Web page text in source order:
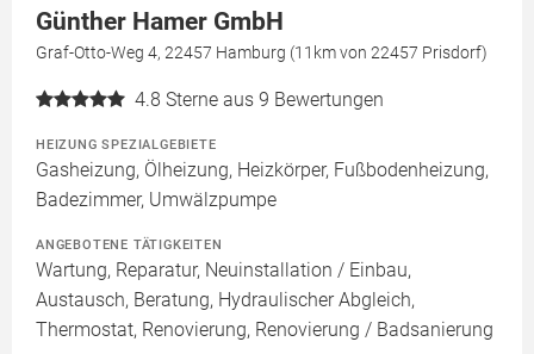
Günther Hamer GmbH
Graf-Otto-Weg 4, 22457 Hamburg (11km von 22457 Prisdorf)
4.8 Sterne aus 9 Bewertungen
HEIZUNG SPEZIALGEBIETE
Gasheizung, Ölheizung, Heizkörper, Fußbodenheizung,
Badezimmer, Umwälzpumpe
ANGEBOTENE TÄTIGKEITEN
Wartung, Reparatur, Neuinstallation / Einbau,
Austausch, Beratung, Hydraulischer Abgleich,
Thermostat, Renovierung, Renovierung / Badsanierung